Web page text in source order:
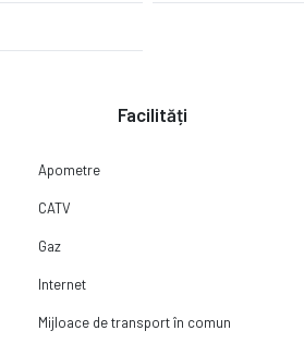
Facilități
Apometre
CATV
Gaz
Internet
Mijloace de transport în comun